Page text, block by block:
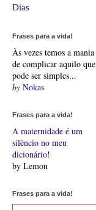
Dias
Frases para a vida!
Às vezes temos a mania
de complicar aquilo que
pode ser simples...
by Nokas
Frases para a vida!
A maternidade é um
silêncio no meu
dicionário!
by Lemon
Frases para a vida!